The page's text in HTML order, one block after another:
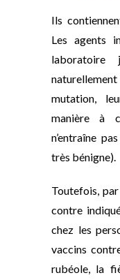
Ils
Les agents
laboratoire
mutation,
manière à
n’entraîne
très bénigne).
Toutefois,
contre
chez les
vaccins
rubéole, la